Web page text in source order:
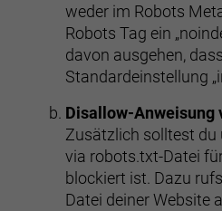
weder im Robots
Robots Tag ein
davon ausgehen,
Standardeinstellung
Disallow-Anweisung
Zusätzlich solltest du
via robots.txt-Datei
blockiert ist. Dazu
Datei deiner Website